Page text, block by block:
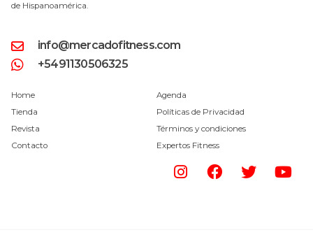
de Hispanoamérica.
info@mercadofitness.com
+5491130506325
Home
Tienda
Revista
Contacto
Agenda
Políticas de Privacidad
Términos y condiciones
Expertos Fitness